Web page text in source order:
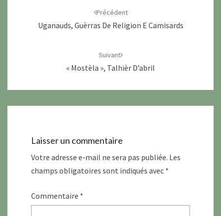
Précédent
Uganauds, Guèrras De Religion E Camisards
Suivant
« Mostèla », Talhièr D’abril
Laisser un commentaire
Votre adresse e-mail ne sera pas publiée. Les
champs obligatoires sont indiqués avec *
Commentaire *